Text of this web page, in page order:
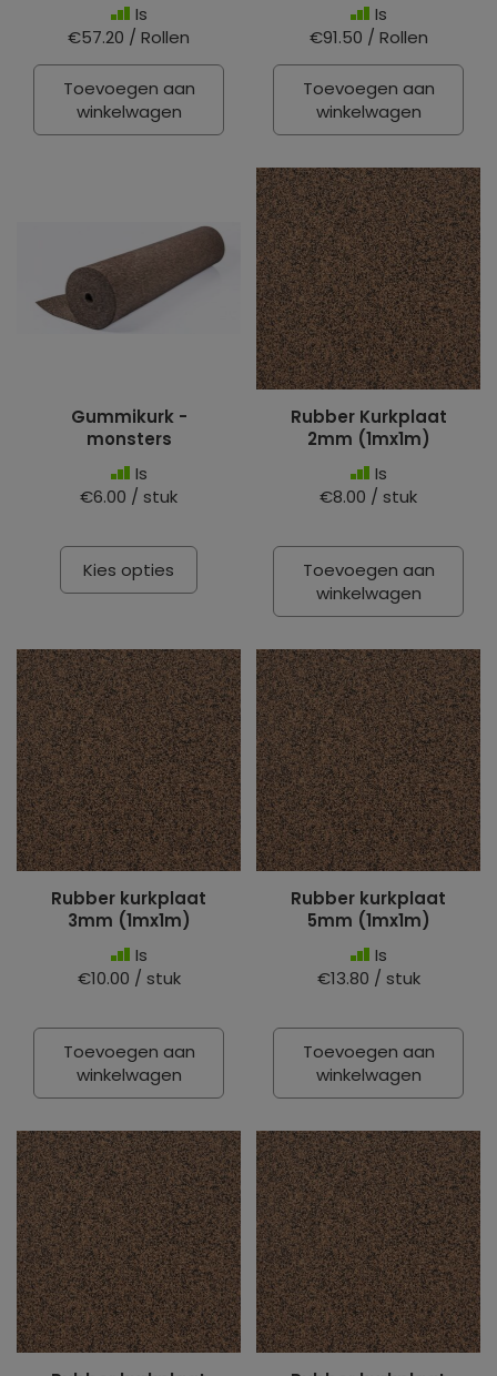
Is
€57.20 / Rollen
Toevoegen aan
winkelwagen
Is
€91.50 / Rollen
Toevoegen aan
winkelwagen
Gummikurk -
monsters
Is
€6.00 / stuk
Kies opties
Rubber Kurkplaat
2mm (1mx1m)
Is
€8.00 / stuk
Toevoegen aan
winkelwagen
Rubber kurkplaat
3mm (1mx1m)
Is
€10.00 / stuk
Toevoegen aan
winkelwagen
Rubber kurkplaat
5mm (1mx1m)
Is
€13.80 / stuk
Toevoegen aan
winkelwagen